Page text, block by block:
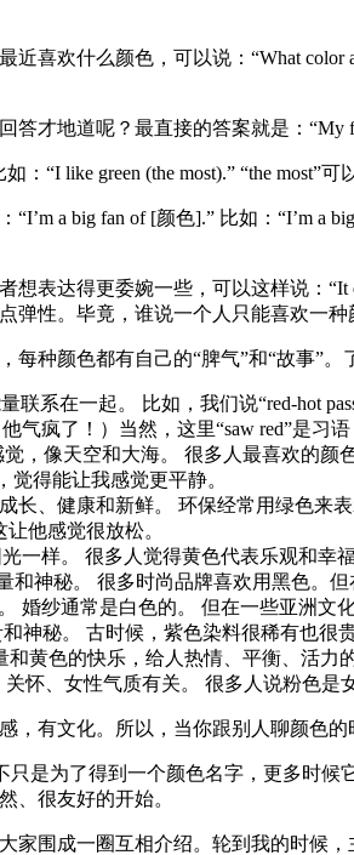
喜欢什么颜色，可以说：“What
才地道呢？最直接的答案就是：“My
：“I like green (the most).” “the most”
a big fan of [颜色].” 比如：“I’m
表达得更委婉一些，可以这样说：“It
弹性。毕竟，谁说一个人只能喜欢一种
每种颜色都有自己的“脾气”和“故事”。
联系在一起。 比如，我们说“red-hot
气疯了！）当然，这里“saw red”是习
觉，像天空和大海。 很多人最喜欢的
得能让我感觉更平静。
长、健康和新鲜。 环保经常用绿色来
他感觉很放松。
光一样。 很多人觉得黄色代表乐观和
和神秘。 很多时尚品牌喜欢用黑色。
婚纱通常是白色的。 但在一些亚洲文
和神秘。 古时候，紫色染料很稀有也很
和黄色的快乐，给人热情、平衡、活力
关怀、女性气质有关。 很多人说粉色
，有文化。所以，当你跟别人聊颜色
不只是为了得到一个颜色名字，更多
、很友好的开始。
家围成一圈互相介绍。轮到我的时候